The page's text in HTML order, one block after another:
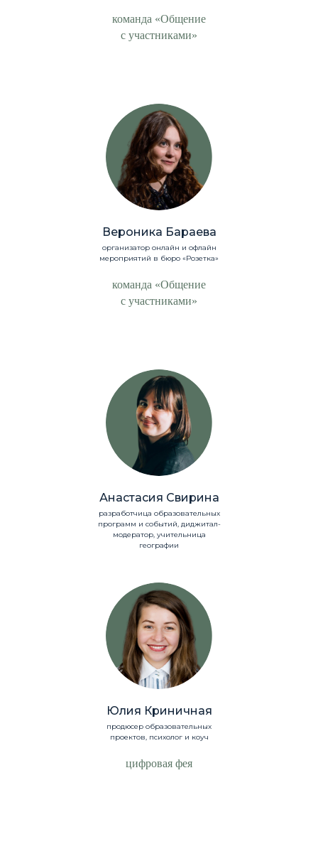
команда «Общение
с участниками»
Вероника Бараева
организатор онлайн и офлайн
мероприятий в бюро «Розетка»
команда «Общение
с участниками»
Анастасия Свирина
разработчица образовательных
программ и событий, диджитал-
модератор, учительница
географии
Юлия Криничная
продюсер образовательных
проектов, психолог и коуч
цифровая фея